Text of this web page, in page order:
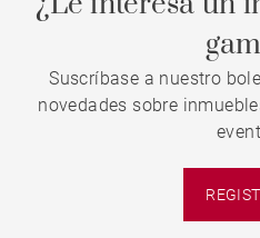
Suscríbase a nuestro
novedades sobre